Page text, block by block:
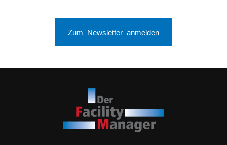
Zum Newsletter anmelden